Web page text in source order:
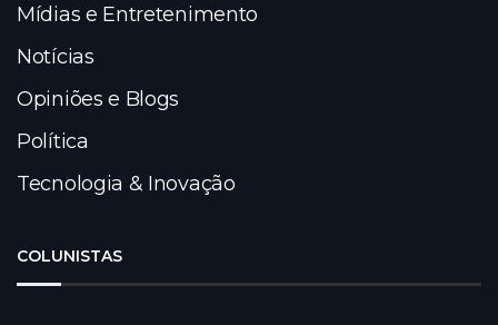
Mídias e Entretenimento
Notícias
Opiniões e Blogs
Política
Tecnologia & Inovação
COLUNISTAS